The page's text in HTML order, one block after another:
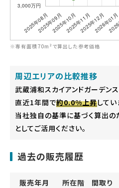
※専有面積70m²で算出した参考価格
周辺エリアの比較推移
武蔵浦和スカイアンドガーデン
直近1年間で約0.0%上昇してい
当社独自の基準に基づく算出の
としてご活用ください。
過去の販売履歴
販売年月 所在階 間取り